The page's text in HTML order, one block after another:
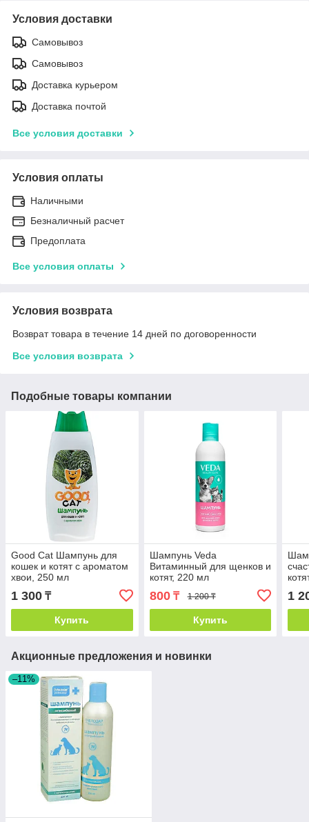
Условия доставки
Самовывоз
Самовывоз
Доставка курьером
Доставка почтой
Все условия доставки
Условия оплаты
Наличными
Безналичный расчет
Предоплата
Все условия оплаты
Условия возврата
Возврат товара в течение 14 дней по договоренности
Все условия возврата
Подобные товары компании
Good Cat Шампунь для
кошек и котят с ароматом
хвои, 250 мл
1 300 ₸
Купить
Шампунь Veda
Витаминный для щенков и
котят, 220 мл
800₸ 1 200 ₸
Купить
1
Акционные предложения и новинки
–11%